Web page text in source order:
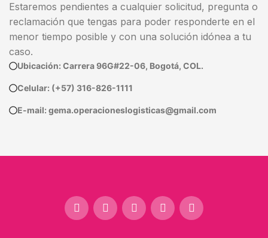
Estaremos pendientes a cualquier solicitud, pregunta o
reclamación que tengas para poder responderte en el
menor tiempo posible y con una solución idónea a tu
caso.
Ubicación: Carrera 96G#22-06, Bogotá, COL.
Celular: (+57) 316-826-1111
E-mail: gema.operacioneslogisticas@gmail.com